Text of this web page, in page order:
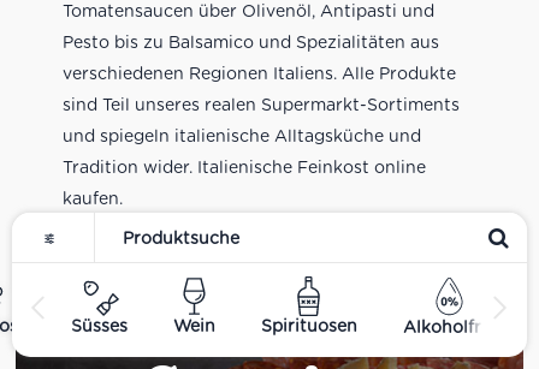
Süsses Wein Spirituosen Alkoholfrei
Tomatensaucen über Olivenöl, Antipasti und
Pesto bis zu Balsamico und Spezialitäten aus
verschiedenen Regionen Italiens. Alle Produkte
sind Teil unseres realen Supermarkt-Sortiments
und spiegeln italienische Alltagsküche und
Tradition wider. Italienische Feinkost online
kaufen.